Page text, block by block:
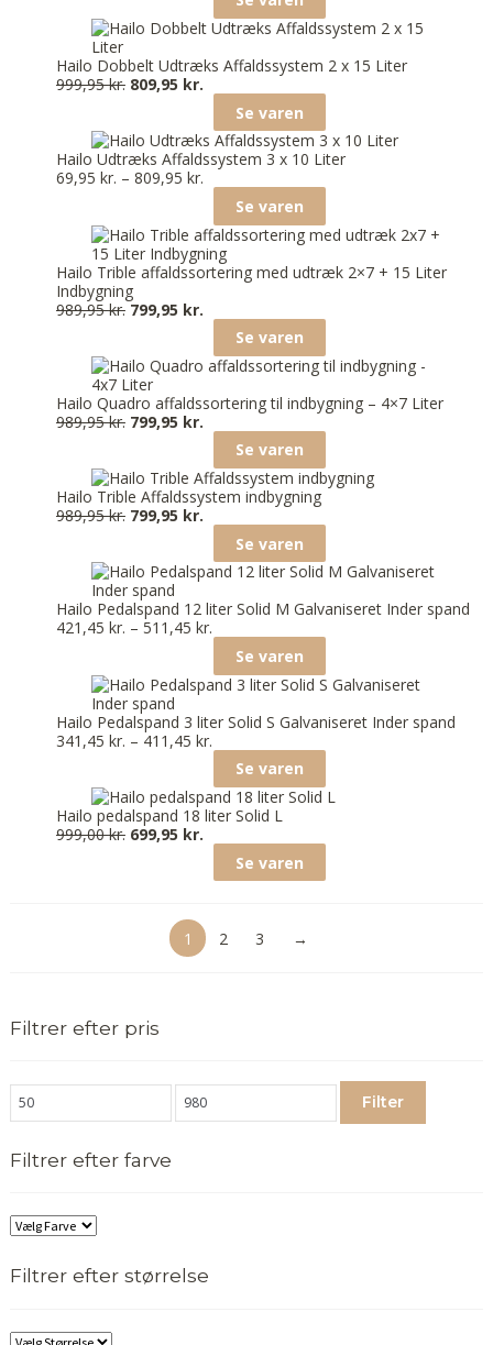
Hailo Dobbelt Udtræks Affaldssystem 2 x 15 Liter
999,95kr. 809,95 kr.
Se varen
Hailo Udtræks Affaldssystem 3 x 10 Liter
69,95 kr. – 809,95 kr.
Se varen
Hailo Trible affaldssortering med udtræk 2×7 + 15 Liter
Indbygning
989,95kr. 799,95 kr.
Se varen
Hailo Quadro affaldssortering til indbygning – 4×7 Liter
989,95kr. 799,95 kr.
Se varen
Hailo Trible Affaldssystem indbygning
989,95kr. 799,95 kr.
Se varen
Hailo Pedalspand 12 liter Solid M Galvaniseret Inder spand
421,45 kr. – 511,45 kr.
Se varen
Hailo Pedalspand 3 liter Solid S Galvaniseret Inder spand
341,45 kr. – 411,45 kr.
Se varen
Hailo pedalspand 18 liter Solid L
999,00kr. 699,95 kr.
Se varen
1 2 3 →
Filtrer efter pris
Filter
Filtrer efter farve
Filtrer efter størrelse